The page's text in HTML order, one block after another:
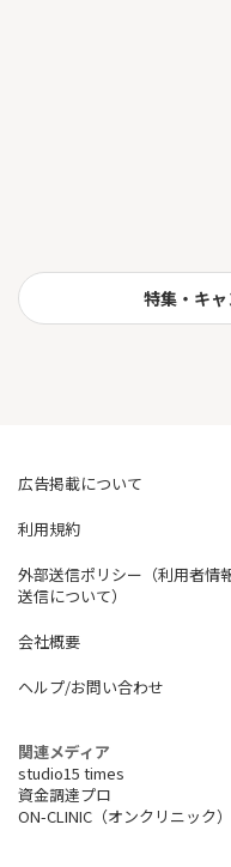
特集・キ
広告掲載について
利用規約
外部送信ポリシー（利用者情
送信について）
会社概要
ヘルプ/お問い合わせ
関連メディア
studio15 times
資金調達プロ
ON-CLINIC（オンクリニック）